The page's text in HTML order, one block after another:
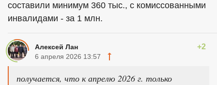
составили минимум 360 тыс., с комиссованными
инвалидами - за 1 млн.
Алексей Лан +2
6 апреля 2026 13:57
получается, что к апрелю 2026 г. только